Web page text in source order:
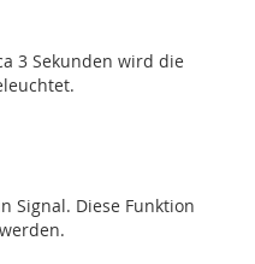
3 Sekunden wird die
Signal. Diese Funktion